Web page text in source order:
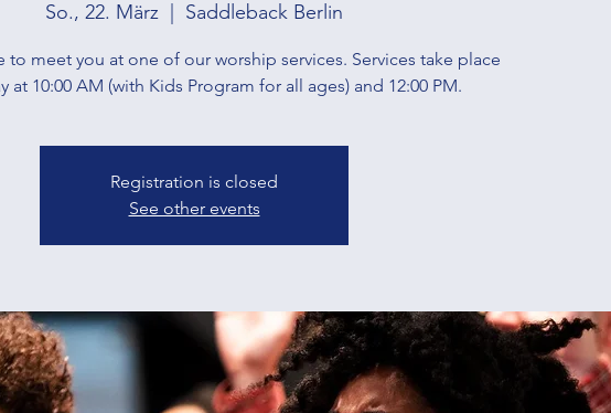
So., 22. März Saddleback Berlin
to meet you at one of our worship services. Services take place
at 10:00 AM (with Kids Program for all ages) and 12:00 PM.
Registration is closed
See other events